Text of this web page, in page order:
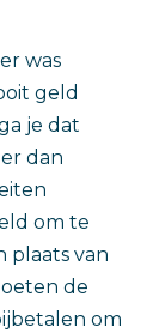
was
geld
je dat
dan
om te
plaats van
de
om